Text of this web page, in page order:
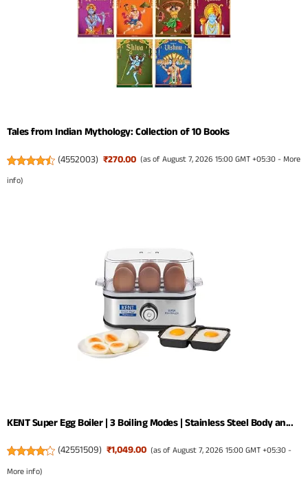
Tales from Indian Mythology: Collection of 10 Books
(4552003) ₹270.00 (as of August 7, 2026 15:00 GMT +05:30 -More
info)
KENT Super Egg Boiler | 3 Boiling Modes | Stainless Steel Body an...
(42551509) ₹1,049.00 (as of August 7, 2026 15:00 GMT +05:30 -
More info)